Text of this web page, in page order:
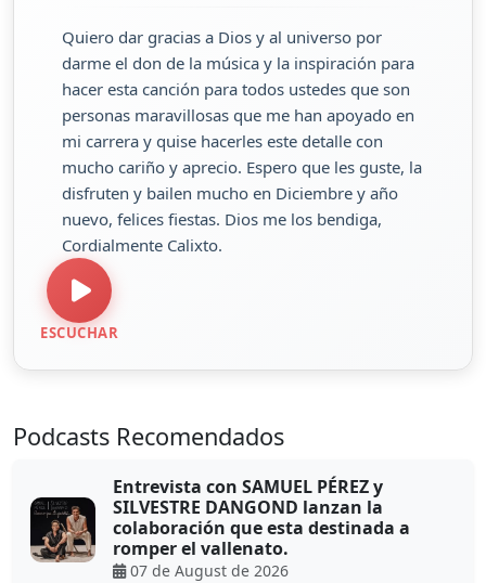
Quiero dar gracias a Dios y al universo por
darme el don de la música y la inspiración para
hacer esta canción para todos ustedes que son
personas maravillosas que me han apoyado en
mi carrera y quise hacerles este detalle con
mucho cariño y aprecio. Espero que les guste, la
disfruten y bailen mucho en Diciembre y año
nuevo, felices fiestas. Dios me los bendiga,
Cordialmente Calixto.
ESCUCHAR
Podcasts Recomendados
Entrevista con SAMUEL PÉREZ y
SILVESTRE DANGOND lanzan la
colaboración que esta destinada a
romper el vallenato.
07 de August de 2026